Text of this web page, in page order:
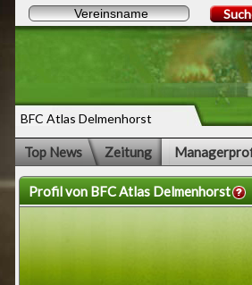
BFC Atlas Delmenhorst
Top News Zeitung
Profil von BFC Atlas Delmenhorst